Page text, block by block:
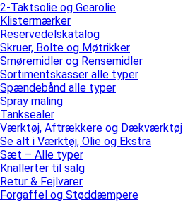
2-Taktsolie og Gearolie
Klistermærker
Reservedelskatalog
Skruer, Bolte og Møtrikker
Smøremidler og Rensemidler
Sortimentskasser alle typer
Spændebånd alle typer
Spray maling
Tanksealer
Værktøj, Aftrækkere og Dækværktøj
Se alt i Værktøj, Olie og Ekstra
Sæt – Alle typer
Knallerter til salg
Retur & Fejlvarer
Forgaffel og Støddæmpere